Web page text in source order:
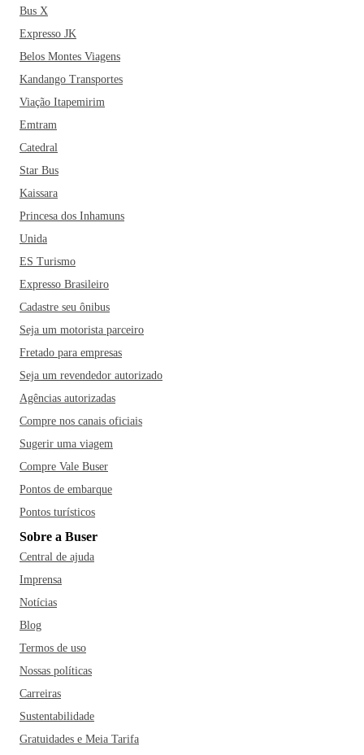
Bus X
Expresso JK
Belos Montes Viagens
Kandango Transportes
Viação Itapemirim
Emtram
Catedral
Star Bus
Kaissara
Princesa dos Inhamuns
Unida
ES Turismo
Expresso Brasileiro
Cadastre seu ônibus
Seja um motorista parceiro
Fretado para empresas
Seja um revendedor autorizado
Agências autorizadas
Compre nos canais oficiais
Sugerir uma viagem
Compre Vale Buser
Pontos de embarque
Pontos turísticos
Sobre a Buser
Central de ajuda
Imprensa
Notícias
Blog
Termos de uso
Nossas políticas
Carreiras
Sustentabilidade
Gratuidades e Meia Tarifa